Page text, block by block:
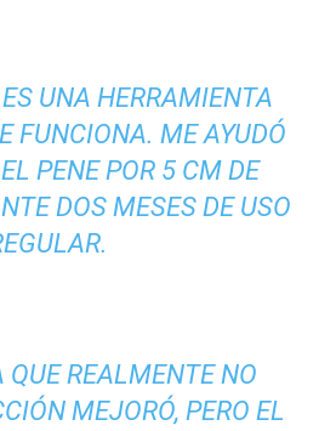
UNA HERRAMIENTA
FUNCIONA. ME AYUDÓ
PENE POR 5 CM DE
DOS MESES DE USO
REALMENTE NO
MEJORÓ, PERO EL